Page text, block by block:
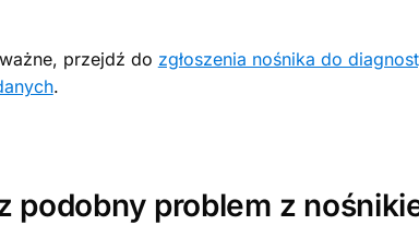
przejdź do zgłoszenia nośnika do
.
podobny problem z